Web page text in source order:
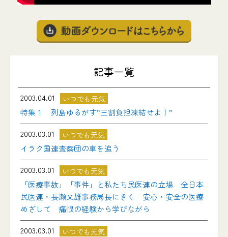
記事一覧
2003.04.01 いつでも元気
特集１ 列島ゆるがす”三割負担凍結せよ！”
2003.03.01
いつでも元気
イラク国連査察団の車を追う
2003.03.01
いつでも元気
「医療事故」「事件」と私たち民医連の立場 全日本
民医連・長瀬文雄事務局長にきく 安心・安全の医療
めざして 痛恨の経験から学びながら
2003.03.01
いつでも元気